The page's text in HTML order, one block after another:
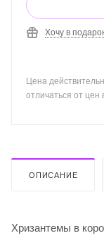
Хочу в
Цена
отличаться от цен
ОПИСАНИЕ
Хризантемы в